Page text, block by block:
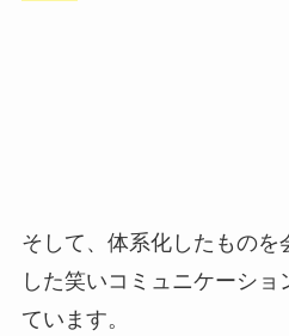
そして、体系化したものを
した笑いコミュニケーショ
ています。